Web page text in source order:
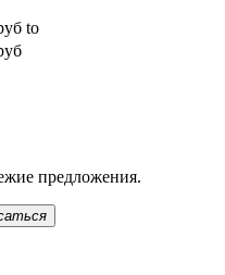
to
предложения.